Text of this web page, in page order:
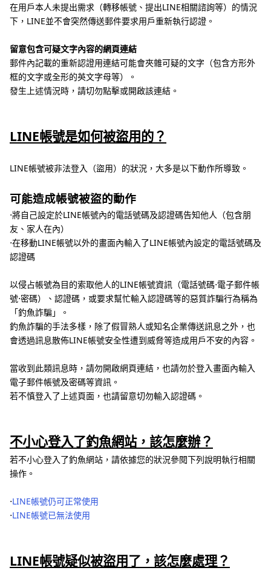
在用戶本人未提出需求（轉移帳號、提出LINE相關諮詢等）的情況
下，LINE並不會突然傳送郵件要求用戶重新執行認證。
留意包含可疑文字內容的網頁連結
郵件內記載的重新認證用連結可能會夾雜可疑的文字（包含方形外
框的文字或全形的英文字母等）。
發生上述情況時，請切勿點擊或開啟該連結。
LINE帳號是如何被盜用的？
LINE帳號被非法登入（盜用）的狀況，大多是以下動作所導致。
可能造成帳號被盜的動作
⋅將自己設定於LINE帳號內的電話號碼及認證碼告知他人（包含朋
友、家人在內）
⋅在移動LINE帳號以外的畫面內輸入了LINE帳號內設定的電話號碼及
認證碼
以侵占帳號為目的索取他人的LINE帳號資訊（電話號碼⋅電子郵件帳
號⋅密碼）、認證碼，或要求幫忙輸入認證碼等的惡質詐騙行為稱為
「釣魚詐騙」。
釣魚詐騙的手法多樣，除了假冒熟人或知名企業傳送訊息之外，也
會透過訊息散佈LINE帳號安全性遭到威脅等造成用戶不安的內容。
當收到此類訊息時，請勿開啟網頁連結，也請勿於登入畫面內輸入
電子郵件帳號及密碼等資訊。
若不慎登入了上述頁面，也請留意切勿輸入認證碼。
不小心登入了釣魚網站，該怎麼辦？
若不小心登入了釣魚網站，請依據您的狀況參閱下列說明執行相關
操作。
⋅LINE帳號仍可正常使用
⋅LINE帳號已無法使用
LINE帳號疑似被盜用了，該怎麼處理？